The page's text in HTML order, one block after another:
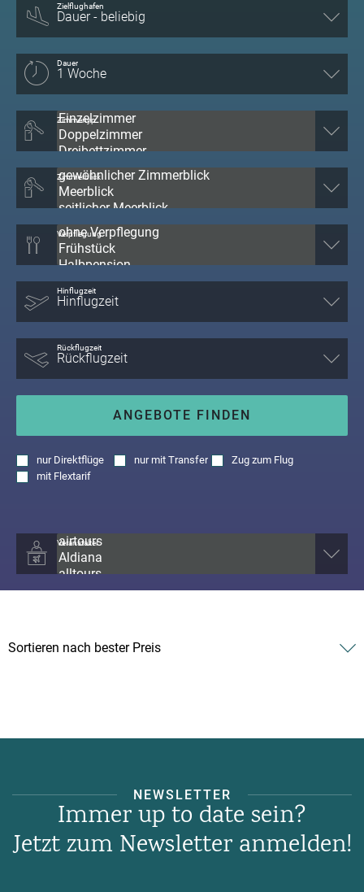
Zielflughafen
Dauer
Zimmertyp
Zimmerblick
ANGEBOTE FINDEN
nur Direktflüge nurmit Transfer
Zug zum Flug
mit Flextarif
Verpflegung
Hinflugzeit
Rückflugzeit
Veranstalter
NEWSLETTER
Immer up to date sein?
Jetzt zum Newsletter anmelden!